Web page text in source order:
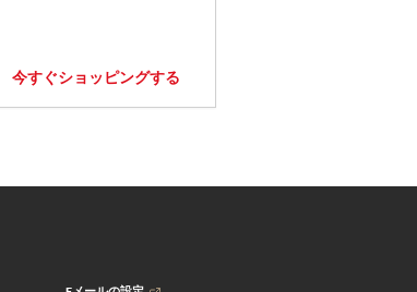
今すぐショッピングする